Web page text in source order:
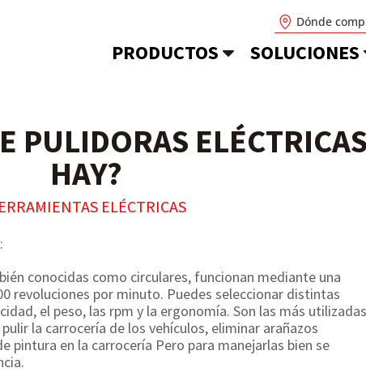
Dónde
PRODUCTOS SOLUCIONES
PULIDORAS ELÉCTRICAS
HAY?
ELÉCTRICAS
conocidas como circulares, funcionan mediante una
revoluciones por minuto. Puedes seleccionar distintas
el peso, las rpm y la ergonomía. Son las más utilizadas
la carrocería de los vehículos, eliminar arañazos
pintura en la carrocería Pero para manejarlas bien se